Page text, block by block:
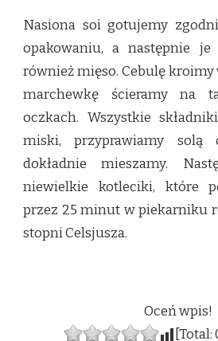
Nasiona soi gotujemy
opakowaniu, a następnie
również mięso. Cebulę kroimy
marchewkę ścieramy na
oczkach. Wszystkie
miski, przyprawiamy solą
dokładnie mieszamy.
niewielkie kotleciki, które
przez 25 minut w piekarniku
stopni Celsjusza.
Oceń wpis!
[Total: